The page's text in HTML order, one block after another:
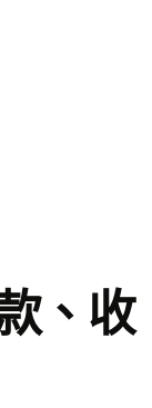
、收